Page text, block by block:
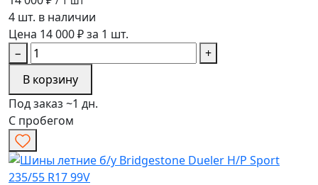
4 шт. в наличии
Цена 14 000 ₽ за 1 шт.
−
+
В корзину
Под заказ ~1 дн.
С пробегом